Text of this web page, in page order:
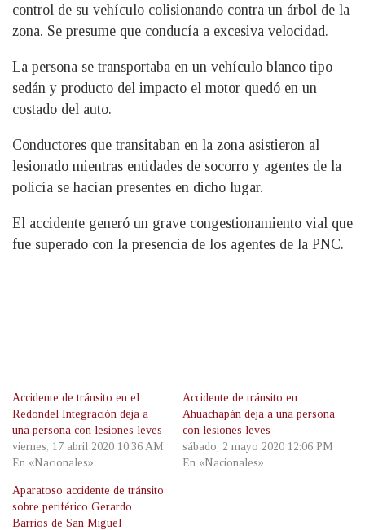
control de su vehículo colisionando contra un árbol de la
zona. Se presume que conducía a excesiva velocidad.
La persona se transportaba en un vehículo blanco tipo
sedán y producto del impacto el motor quedó en un
costado del auto.
Conductores que transitaban en la zona asistieron al
lesionado mientras entidades de socorro y agentes de la
policía se hacían presentes en dicho lugar.
El accidente generó un grave congestionamiento vial que
fue superado con la presencia de los agentes de la PNC.
Accidente de tránsito en el
Redondel Integración deja a
una persona con lesiones leves
viernes, 17 abril 2020 10:36 AM
En «Nacionales»
Accidente de tránsito en
Ahuachapán deja a una persona
con lesiones leves
sábado, 2 mayo 2020 12:06 PM
En «Nacionales»
Aparatoso accidente de tránsito
sobre periférico Gerardo
Barrios de San Miguel